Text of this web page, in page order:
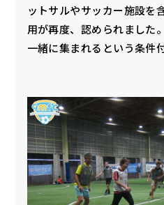
ットサルやサッカー施設を
用が再度、認められました
一緒に集まれるという条件